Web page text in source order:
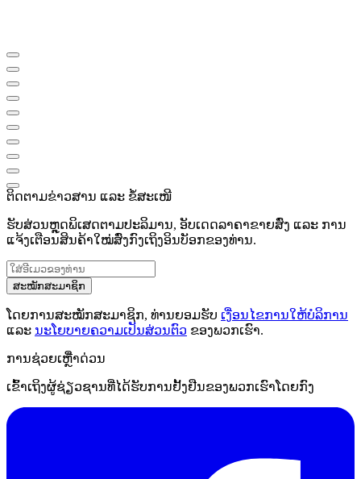
ຕິດຕາມຂ່າວສານ ແລະ ຂໍ້ສະເໜີ
ຮັບສ່ວນຫຼຸດພິເສດຕາມປະລິມານ, ອັບເດດລາຄາຂາຍສົ່ງ ແລະ ການ
ແຈ້ງເຕືອນສິນຄ້າໃໝ່ສົ່ງກົງເຖິງອິນບັອກຂອງທ່ານ.
ສະໝັກສະມາຊິກ
ໂດຍການສະໝັກສະມາຊິກ, ທ່ານຍອມຮັບ ເງື່ອນໄຂການໃຫ້ບໍລິການ
ແລະ ນະໂຍບາຍຄວາມເປັນສ່ວນຕົວ ຂອງພວກເຮົາ.
ການຊ່ວຍເຫຼືໍາດ່ວນ
ເຂົ້າເຖິງຜູ້ຊ່ຽວຊານທີ່ໄດ້ຮັບການຢັ້ງຢືນຂອງພວກເຮົາໂດຍກົງ